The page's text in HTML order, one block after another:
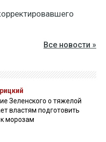
Все новости »
Зеленского о тяжелой
властям подготовить
морозам